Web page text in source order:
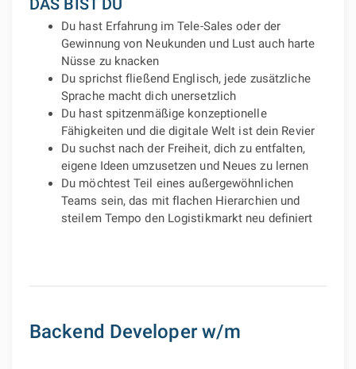
DAS BIST DU
Du hast Erfahrung im Tele-Sales oder der
Gewinnung von Neukunden und Lust auch harte
Nüsse zu knacken
Du sprichst fließend Englisch, jede zusätzliche
Sprache macht dich unersetzlich
Du hast spitzenmäßige konzeptionelle
Fähigkeiten und die digitale Welt ist dein Revier
Du suchst nach der Freiheit, dich zu entfalten,
eigene Ideen umzusetzen und Neues zu lernen
Du möchtest Teil eines außergewöhnlichen
Teams sein, das mit flachen Hierarchien und
steilem Tempo den Logistikmarkt neu definiert
Backend Developer w/m